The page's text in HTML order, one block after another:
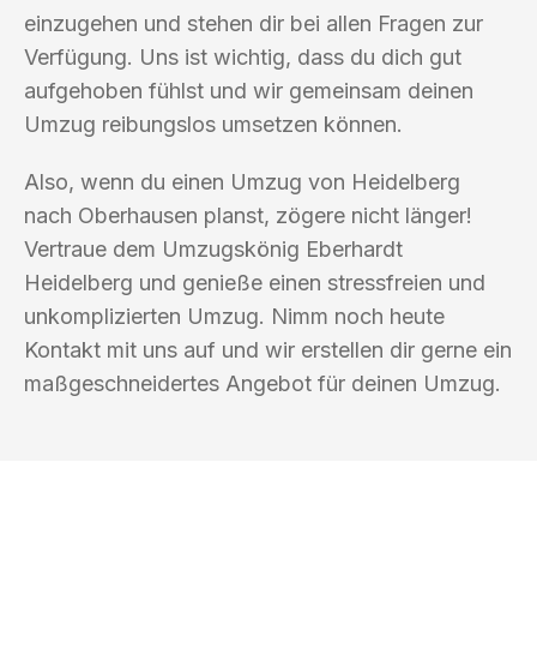
einzugehen und stehen dir bei allen Fragen zur
Verfügung. Uns ist wichtig, dass du dich gut
aufgehoben fühlst und wir gemeinsam deinen
Umzug reibungslos umsetzen können.
Also, wenn du einen Umzug von Heidelberg
nach Oberhausen planst, zögere nicht länger!
Vertraue dem Umzugskönig Eberhardt
Heidelberg und genieße einen stressfreien und
unkomplizierten Umzug. Nimm noch heute
Kontakt mit uns auf und wir erstellen dir gerne ein
maßgeschneidertes Angebot für deinen Umzug.